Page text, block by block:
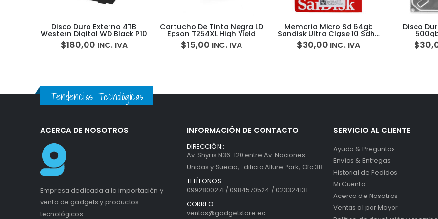
Disco Duro Externo 4TB
Western Digital WD Black P10
$180,00 INC. IVA
Cartucho De Tinta Negra LD
Epson T254XL High Yield
$15,00 INC. IVA
Memoria Micro Sd 64gb
Sandisk Ultra Clase 10 Sdhc
120mb/s
$30,00 INC. IVA
Disco
$
Tendencias Tecnológicas
ACERCA DE NOSOTROS
Empresa dedicada a la importación y
venta de gadgets y productos
tecnológicos.
INFORMACIÓN DE CONTACTO
DIRECCIÓN::
Av. Shyris N36-120 entre Av. Naciones
Unidas y Suecia, Edificio Allure Park, Ofc 3B
TELÉFONOS::
0992800271 / 0984570524 / 023324131
CORREO::
ventas@gadgetstore.ec
SERVICIO AL CLIENTE
Ayuda & Preguntas
Envíos & Entregas
Historial de Pedidos
Mi Cuenta
Acerca de Nosotros
Ventas al por Mayor